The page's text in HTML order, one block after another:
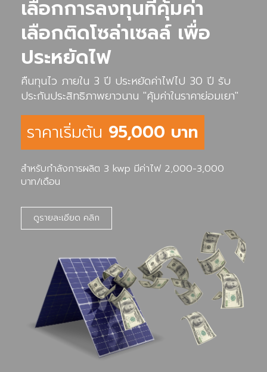
เลือกการลงทุนที่คุ้มค่า
เลือกติดโซล่าเซลล์ เพื่อ
ประหยัดไฟ
คืนทุนไว ภายใน 3 ปี ประหยัดค่าไฟไป 30 ปี รับ
ประกันประสิทธิภาพยาวนาน "คุ้มค่าในราคาย่อมเยา"
ราคาเริ่มต้น 95,000 บาท
สำหรับกำลังการผลิต 3 kwp มีค่าไฟ 2,000-3,000
บาท/เดือน
ดูรายละเอียด คลิก